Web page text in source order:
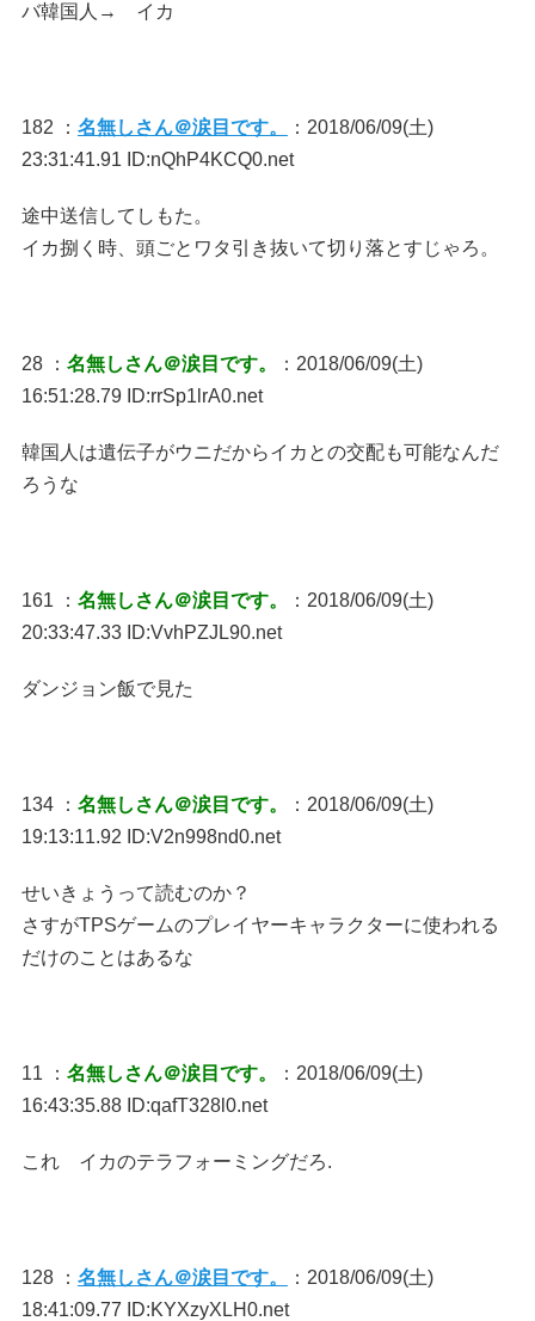
バ韓国人→ イカ
182 ： 名無しさん＠涙目です。
：2018/06/09(土)
23:31:41.91 ID:nQhP4KCQ0.net
途中送信してしもた。
イカ捌く時、頭ごとワタ引き抜いて切り落とすじゃろ。
28 ： 名無しさん＠涙目です。
：2018/06/09(土)
16:51:28.79 ID:rrSp1lrA0.net
韓国人は遺伝子がウニだからイカとの交配も可能なんだ
ろうな
161 ： 名無しさん＠涙目です。
：2018/06/09(土)
20:33:47.33 ID:VvhPZJL90.net
ダンジョン飯で見た
134 ： 名無しさん＠涙目です。
：2018/06/09(土)
19:13:11.92 ID:V2n998nd0.net
せいきょうって読むのか？
さすがTPSゲームのプレイヤーキャラクターに使われる
だけのことはあるな
11 ： 名無しさん＠涙目です。
：2018/06/09(土)
16:43:35.88 ID:qafT328l0.net
これ イカのテラフォーミングだろ.
128 ： 名無しさん＠涙目です。
：2018/06/09(土)
18:41:09.77 ID:KYXzyXLH0.net